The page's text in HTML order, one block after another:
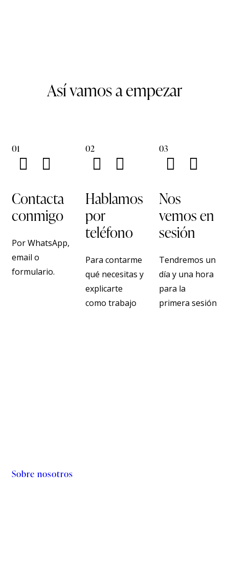
Así vamos a empezar
01
Contacta
conmigo
Por WhatsApp,
email o
formulario.
02
Hablamos
por
teléfono
Para contarme
qué necesitas y
explicarte
como trabajo
03
Nos
vemos en
sesión
Tendremos un
día y una hora
para la
primera sesión
Sobre nosotros